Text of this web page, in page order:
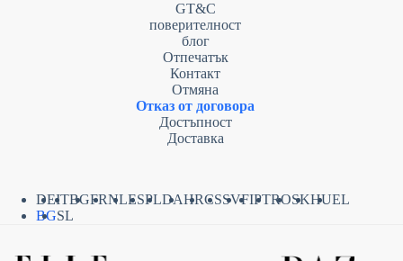
GT&C
поверителност
блог
Отпечатък
Контакт
Отмяна
Отказ от договора
Достъпност
Доставка
DEITBGFRNLESPLDAHRCSSVFIPTROSKHUEL
BGSL